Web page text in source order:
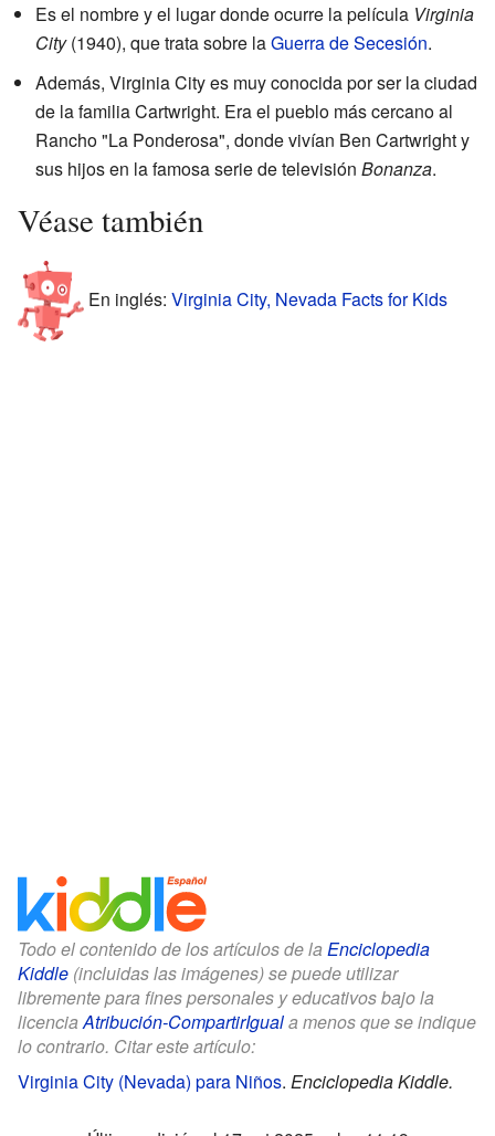
Es el nombre y el lugar donde ocurre la película Virginia
City(1940), que trata sobre laGuerra de Secesión.
Además, Virginia City es muy conocida por ser la ciudad
de la familia Cartwright. Era el pueblo más cercano al
Rancho "La Ponderosa", donde vivían Ben Cartwright y
sus hijos en la famosa serie de televisión Bonanza.
Véase también
En inglés: Virginia City, Nevada Facts for Kids
Todo el contenido de los artículos de la Enciclopedia
Kiddle (incluidas las imágenes) se puede utilizar
libremente para fines personales y educativos bajo la
licenciaAtribución-CompartirIguala menos que se indique
lo contrario. Citar este artículo:
Virginia City (Nevada) para Niños. Enciclopedia Kiddle.